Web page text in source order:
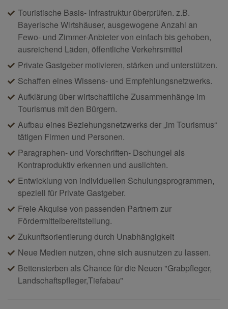
Touristische Basis- Infrastruktur überprüfen. z.B.
Bayerische Wirtshäuser, ausgewogene Anzahl an
Fewo- und Zimmer-Anbieter von einfach bis gehoben,
ausreichend Läden, öffentliche Verkehrsmittel
Private Gastgeber motivieren, stärken und unterstützen.
Schaffen eines Wissens- und Empfehlungsnetzwerks.
Aufklärung über wirtschaftliche Zusammenhänge im
Tourismus mit den Bürgern.
Aufbau eines Beziehungsnetzwerks der „im Tourismus“
tätigen Firmen und Personen.
Paragraphen- und Vorschriften- Dschungel als
Kontraproduktiv erkennen und auslichten.
Entwicklung von individuellen Schulungsprogrammen,
speziell für Private Gastgeber.
Freie Akquise von passenden Partnern zur
Fördermittelbereitstellung.
Zukunftsorientierung durch Unabhängigkeit
Neue Medien nutzen, ohne sich ausnutzen zu lassen.
Bettensterben als Chance für die Neuen "Grabpfleger,
Landschaftspfleger,Tiefabau"